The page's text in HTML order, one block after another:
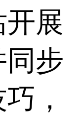
展
步
，